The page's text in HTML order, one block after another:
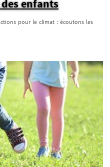
enfants
pour le climat : écoutons les